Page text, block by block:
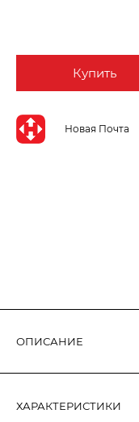
ОПИСАНИЕ
ХАРАКТЕРИСТИКИ
Купить
Новая Почта